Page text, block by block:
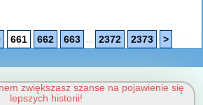
661 662 663 ... 2372 2373 >
zwiększasz szanse na pojawienie się
lepszych historii!